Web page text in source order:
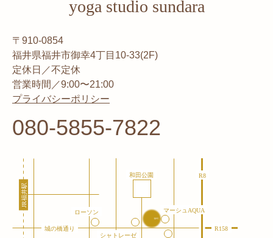
yoga studio sundara
〒910-0854
福井県福井市御幸4丁目10-33(2F)
定休日／不定休
営業時間／9:00〜21:00
プライバシーポリシー
080-5855-7822